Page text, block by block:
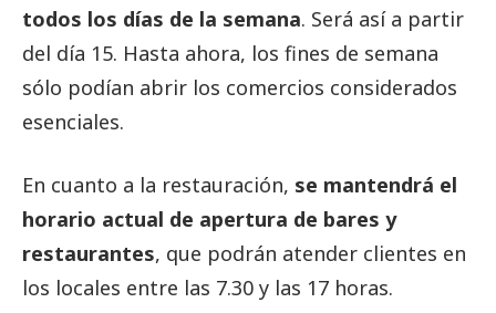
todos los días de la semana. Será así a partir
del día 15. Hasta ahora, los fines de semana
sólo podían abrir los comercios considerados
esenciales.
En cuanto a la restauración, se mantendrá el
horario actual de apertura de bares y
restaurantes, que podrán atender clientes en
los locales entre las 7.30 y las 17 horas.